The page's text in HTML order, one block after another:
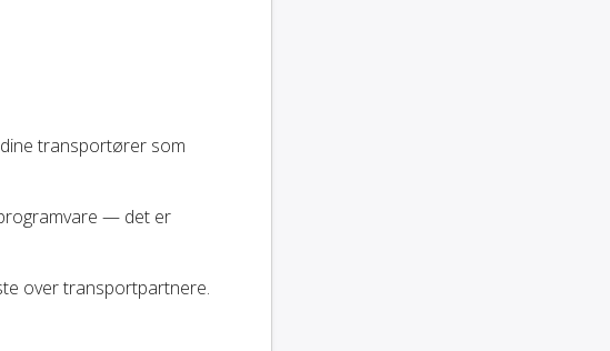
transportører som
— det er
over transportpartnere.